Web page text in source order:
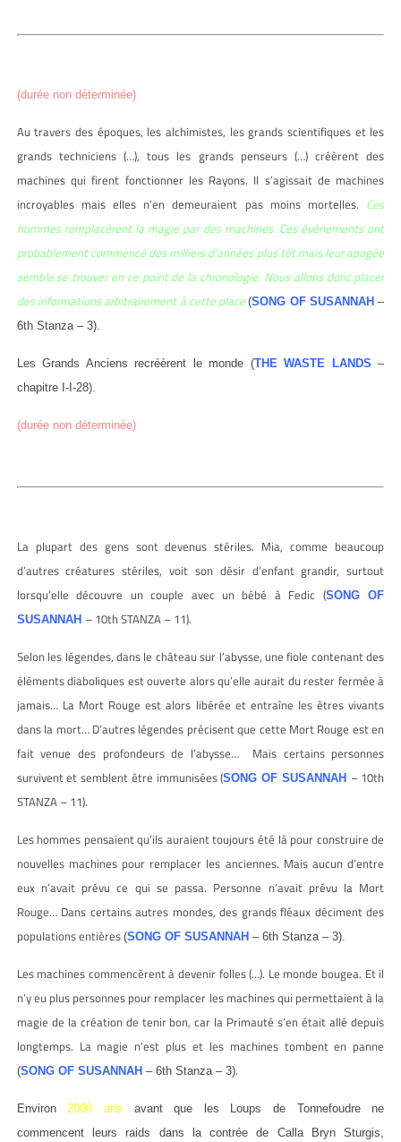
(durée non déterminée)
Au travers des époques, les alchimistes, les grands scientifiques et les
grands techniciens (…), tous les grands penseurs (…) créèrent des
machines qui firent fonctionner les Rayons. Il s’agissait de machines
incroyables mais elles n’en demeuraient pas moins mortelles. Ces
hommes remplacèrent la magie par des machines. Ces événements ont
probablement commencé des milliers d’années plus tôt mais leur apogée
semble se trouver en ce point de la chronologie. Nous allons donc placer
des informations arbitrairement à cette place (SONG OF SUSANNAH –
6th Stanza – 3).
Les Grands Anciens recréèrent le monde (THE WASTE LANDS –
chapitre I-I-28).
(durée non déterminée)
La plupart des gens sont devenus stériles. Mia, comme beaucoup
d’autres créatures stériles, voit son désir d’enfant grandir, surtout
lorsqu’elle découvre un couple avec un bébé à Fedic (SONG OF
SUSANNAH – 10th STANZA – 11).
Selon les légendes, dans le château sur l’abysse, une fiole contenant des
éléments diaboliques est ouverte alors qu’elle aurait du rester fermée à
jamais… La Mort Rouge est alors libérée et entraîne les êtres vivants
dans la mort… D’autres légendes précisent que cette Mort Rouge est en
fait venue des profondeurs de l’abysse… Mais certains personnes
survivent et semblent être immunisées (SONG OF SUSANNAH – 10th
STANZA – 11).
Les hommes pensaient qu’ils auraient toujours été là pour construire de
nouvelles machines pour remplacer les anciennes. Mais aucun d’entre
eux n’avait prévu ce qui se passa. Personne n’avait prévu la Mort
Rouge… Dans certains autres mondes, des grands fléaux déciment des
populations entières (SONG OF SUSANNAH – 6th Stanza – 3).
Les machines commencèrent à devenir folles (…). Le monde bougea. Et il
n’y eu plus personnes pour remplacer les machines qui permettaient à la
magie de la création de tenir bon, car la Primauté s’en était allé depuis
longtemps. La magie n’est plus et les machines tombent en panne
(SONG OF SUSANNAH – 6th Stanza – 3).
Environ2000 ans avant que les Loups de Tonnefoudre ne
commencent leurs raids dans la contrée de Calla Bryn Sturgis,